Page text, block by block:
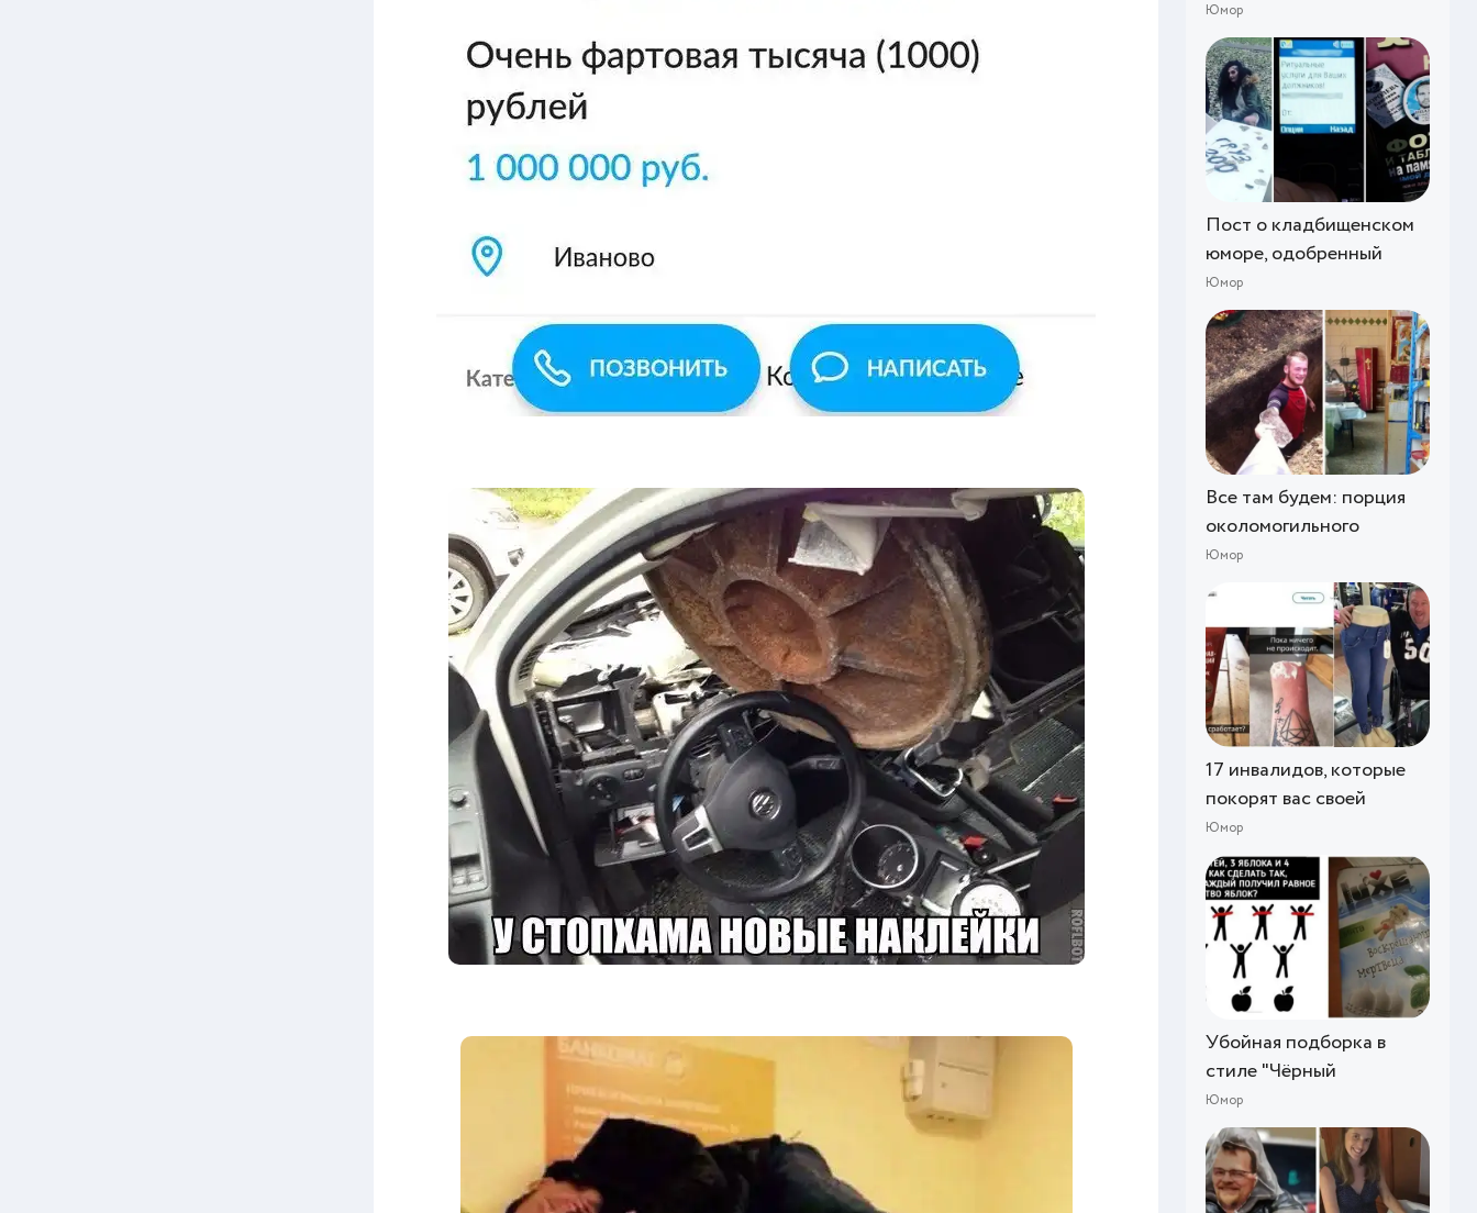
Юмор
Пост о кладбищенском
юморе, одобренный
Юмор
Все там будем: порция
околомогильного
Юмор
17 инвалидов, которые
покорят вас своей
Юмор
Убойная подборка в
стиле "Чёрный
Юмор